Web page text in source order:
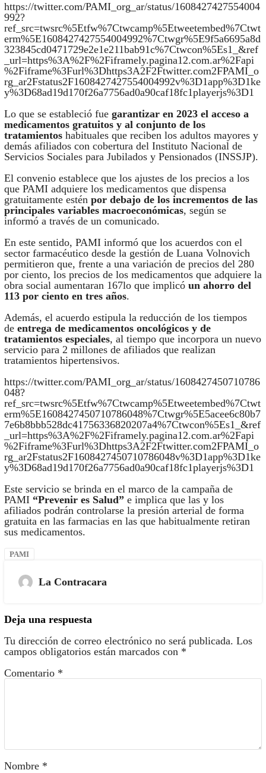
https://twitter.com/PAMI_org_ar/status/1608427427554004
992?
ref_src=twsrc%5Etfw%7Ctwcamp%5Etweetembed%7Ctwt
erm%5E1608427427554004992%7Ctwgr%5E9f5a6695a8d
323845cd0471729e2e1e211bab91c%7Ctwcon%5Es1_&ref
_url=https%3A%2F%2Fiframely.pagina12.com.ar%2Fapi
%2Fiframe%3Furl%3Dhttps3A2F2Ftwitter.com2FPAMI_o
rg_ar2Fstatus2F1608427427554004992v%3D1app%3D1ke
y%3D68ad19d170f26a7756ad0a90caf18fc1playerjs%3D1
Lo que se estableció fue garantizar en 2023 el acceso a
medicamentos gratuitos y al conjunto de los
tratamientoshabituales que reciben los adultos mayores y
demás afiliados con cobertura del Instituto Nacional de
Servicios Sociales para Jubilados y Pensionados (INSSJP).
El convenio establece que los ajustes de los precios a los
que PAMI adquiere los medicamentos que dispensa
gratuitamente estén por debajo de los incrementos de las
principales variables macroeconómicas, según se
informó a través de un comunicado.
En este sentido, PAMI informó que los acuerdos con el
sector farmacéutico desde la gestión de Luana Volnovich
permitieron que, frente a una variación de precios del 280
por ciento, los precios de los medicamentos que adquiere la
obra social aumentaran 167lo que implicó un ahorro del
113 por ciento en tres años.
Además, el acuerdo estipula la reducción de los tiempos
de entrega de medicamentos oncológicos y de
tratamientos especiales, al tiempo que incorpora un nuevo
servicio para 2 millones de afiliados que realizan
tratamientos hipertensivos.
https://twitter.com/PAMI_org_ar/status/1608427450710786
048?
ref_src=twsrc%5Etfw%7Ctwcamp%5Etweetembed%7Ctwt
erm%5E1608427450710786048%7Ctwgr%5E5acee6c80b7
7e6b8bbb528dc41756336820207a4%7Ctwcon%5Es1_&ref
_url=https%3A%2F%2Fiframely.pagina12.com.ar%2Fapi
%2Fiframe%3Furl%3Dhttps3A2F2Ftwitter.com2FPAMI_o
rg_ar2Fstatus2F1608427450710786048v%3D1app%3D1ke
y%3D68ad19d170f26a7756ad0a90caf18fc1playerjs%3D1
Este servicio se brinda en el marco de la campaña de
PAMI “Prevenir es Salud”e implica que las y los
afiliados podrán controlarse la presión arterial de forma
gratuita en las farmacias en las que habitualmente retiran
sus medicamentos.
PAMI
La Contracara
Deja una respuesta
Tu dirección de correo electrónico no será publicada. Los
campos obligatorios están marcados con *
Comentario *
Nombre *